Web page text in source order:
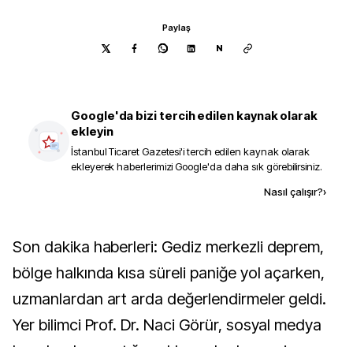
Paylaş
N
Google'da bizi tercih edilen kaynak olarak
ekleyin
İstanbul Ticaret Gazetesi'i tercih edilen kaynak olarak
ekleyerek haberlerimizi Google'da daha sık görebilirsiniz.
Nasıl çalışır?›
Son dakika haberleri: Gediz merkezli deprem,
bölge halkında kısa süreli paniğe yol açarken,
uzmanlardan art arda değerlendirmeler geldi.
Yer bilimci Prof. Dr. Naci Görür, sosyal medya